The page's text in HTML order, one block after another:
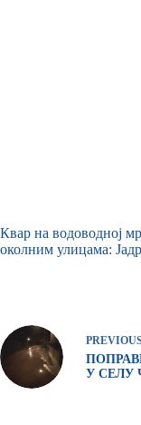
Квар на водоводној
околним улицама:
У СЕЛУ